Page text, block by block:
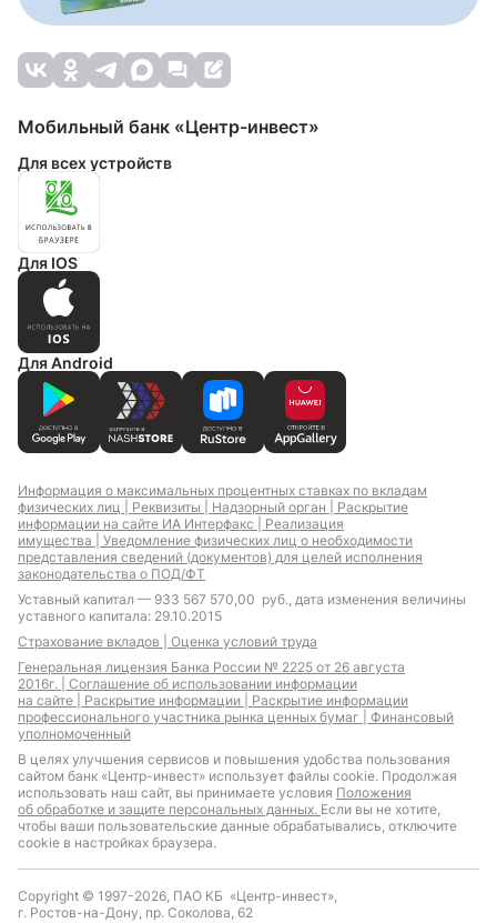
Мобильный банк «Центр-инвест»
Для всех устройств
Для IOS
Для Android
Информация о максимальных процентных ставках по вкладам
физических лиц | Реквизиты | Надзорный орган | Раскрытие
информации на сайте ИА Интерфакс | Реализация
имущества | Уведомление физических лиц о необходимости
представления сведений (документов) для целей исполнения
законодательства о ПОД/ФТ
Уставный капитал — 933 567 570,00 руб., дата изменения величины
уставного капитала: 29.10.2015
Страхование вкладов | Оценка условий труда
Генеральная лицензия Банка России № 2225 от 26 августа
2016г. | Соглашение об использовании информации
на сайте | Раскрытие информации | Раскрытие информации
профессионального участника рынка ценных бумаг | Финансовый
уполномоченный
В целях улучшения сервисов и повышения удобства пользования
сайтом банк «Центр-инвест» использует файлы cookie. Продолжая
использовать наш сайт, вы принимаете условия Положения
об обработке и защите персональных данных. Если вы не хотите,
чтобы ваши пользовательские данные обрабатывались, отключите
cookie в настройках браузера.
Copyright © 1997-2026, ПАО КБ «Центр-инвест»,
г. Ростов-на-Дону, пр. Соколова, 62